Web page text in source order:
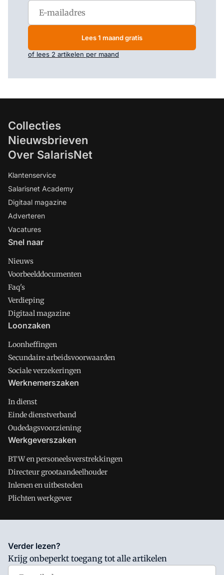
Lees 1 maand gratis
of lees 2 artikelen per maand
Collecties
Nieuwsbrieven
Over SalarisNet
Klantenservice
Salarisnet Academy
Digitaal magazine
Adverteren
Vacatures
Snel naar
Nieuws
Voorbeelddocumenten
Faq's
Verdieping
Digitaal magazine
Loonzaken
Loonheffingen
Secundaire arbeidsvoorwaarden
Sociale verzekeringen
Werknemerszaken
In dienst
Einde dienstverband
Oudedagsvoorziening
Werkgeverszaken
BTW en personeelsverstrekkingen
Directeur grootaandeelhouder
Inlenen en uitbesteden
Plichten werkgever
Salarisnet is onderdeel van VMN media. Lees in
waar VMN media voor staat. Op gebruik van deze site zijn de
volgende regelingen van toepassing:Algemene Voorwaarden
Verder lezen?
Krijg onbeperkt toegang tot alle artikelen